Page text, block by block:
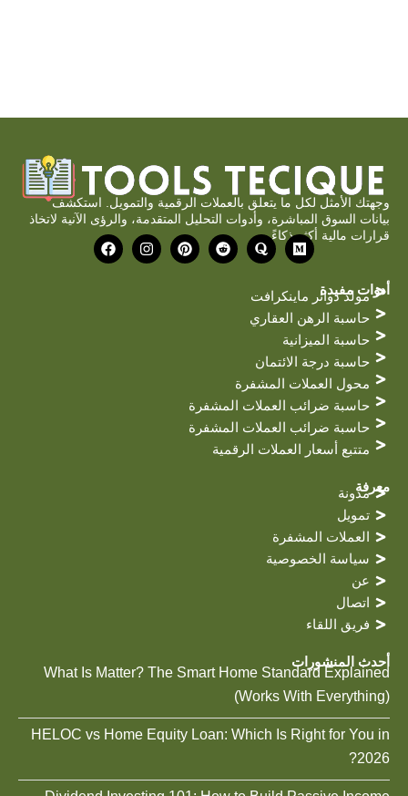
وجهتك الأمثل لكل ما يتعلق بالعملات الرقمية والتمويل. استكشف
بيانات السوق المباشرة، وأدوات التحليل المتقدمة، والرؤى الآنية لاتخاذ
قرارات مالية أكثر ذكاءً.
و
ا
ة
ك
و
ر
ي
ب
ي
ا
ن
ف
ي
أدوات مفيدة
مولد دوائر ماينكرافت
حاسبة الرهن العقاري
حاسبة الميزانية
حاسبة درجة الائتمان
محول العملات المشفرة
حاسبة ضرائب العملات المشفرة
حاسبة ضرائب العملات المشفرة
متتبع أسعار العملات الرقمية
معرفةمدونة
تمويل
العملات المشفرة
سياسة الخصوصية
عن
اتصال
فريق اللقاء
أحدث المنشورات
What Is Matter? The Smart Home Standard Explained
(Works With Everything)
HELOC vs Home Equity Loan: Which Is Right for You in
2026?